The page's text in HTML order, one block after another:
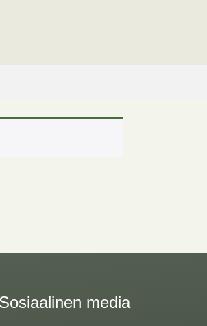
Sosiaalinen media